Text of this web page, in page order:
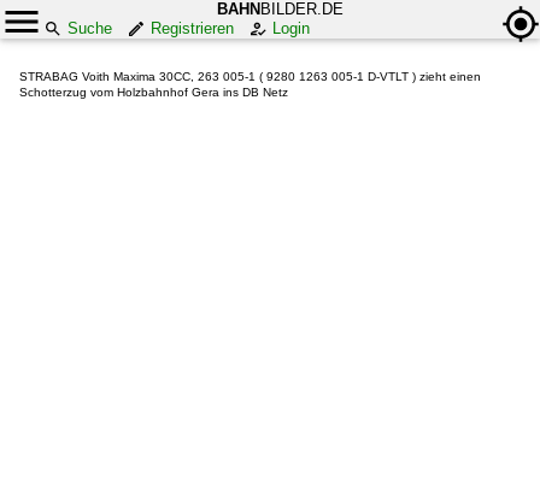
BAHN BILDER.DE
Suche
Registrieren Login
STRABAG Voith Maxima 30CC, 263 005-1 ( 9280 1263 005-1 D-VTLT ) zieht einen
Schotterzug vom Holzbahnhof Gera ins DB Netz